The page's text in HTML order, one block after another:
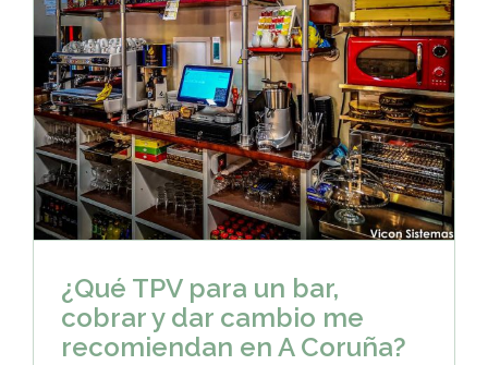
¿Qué TPV para un bar,
cobrar y dar cambio me
recomiendan en A Coruña?